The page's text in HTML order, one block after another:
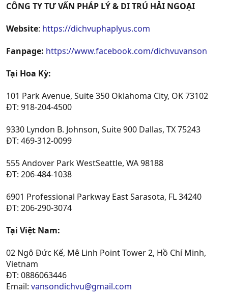
CÔNG TY TƯ VẤN PHÁP LÝ & DI TRÚ HẢI NGOẠI
Website: https://dichvuphaplyus.com
Fanpage: https://www.facebook.com/dichvuvanson
Tại Hoa Kỳ:
101 Park Avenue, Suite 350 Oklahoma City, OK 73102
ĐT: 918-204-4500
9330 Lyndon B. Johnson, Suite 900 Dallas, TX 75243
ĐT: 469-312-0099
555 Andover Park WestSeattle, WA 98188
ĐT: 206-484-1038
6901 Professional Parkway East Sarasota, FL 34240
ĐT: 206-290-3074
Tại Việt Nam:
02 Ngô Đức Kế, Mê Linh Point Tower 2, Hồ Chí Minh,
Vietnam
ĐT: 0886063446
Email: vansondichvu@gmail.com